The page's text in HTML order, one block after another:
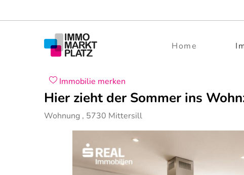
Home
Immobilie merken
Hier zieht der Sommer ins
Wohnung , 5730 Mittersill